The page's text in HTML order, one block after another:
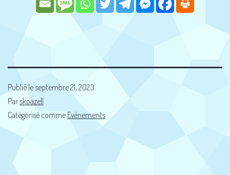
Publié le septembre 21, 2023
Par skoazell
Catégorisé comme Evénements